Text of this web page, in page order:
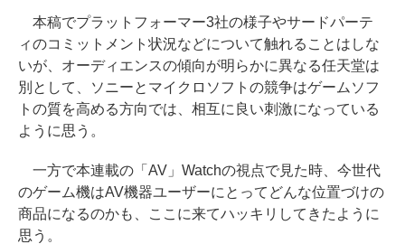
本稿でプラットフォーマー3社の様子やサードパーテ
ィのコミットメント状況などについて触れることはしな
いが、オーディエンスの傾向が明らかに異なる任天堂は
別として、ソニーとマイクロソフトの競争はゲームソフ
トの質を高める方向では、相互に良い刺激になっている
ように思う。
一方で本連載の「AV」Watchの視点で見た時、今世代
のゲーム機はAV機器ユーザーにとってどんな位置づけの
商品になるのかも、ここに来てハッキリしてきたように
思う。